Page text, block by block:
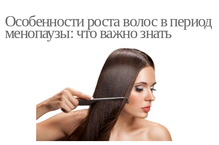
Особенности роста волос в период
менопаузы: что важно знать